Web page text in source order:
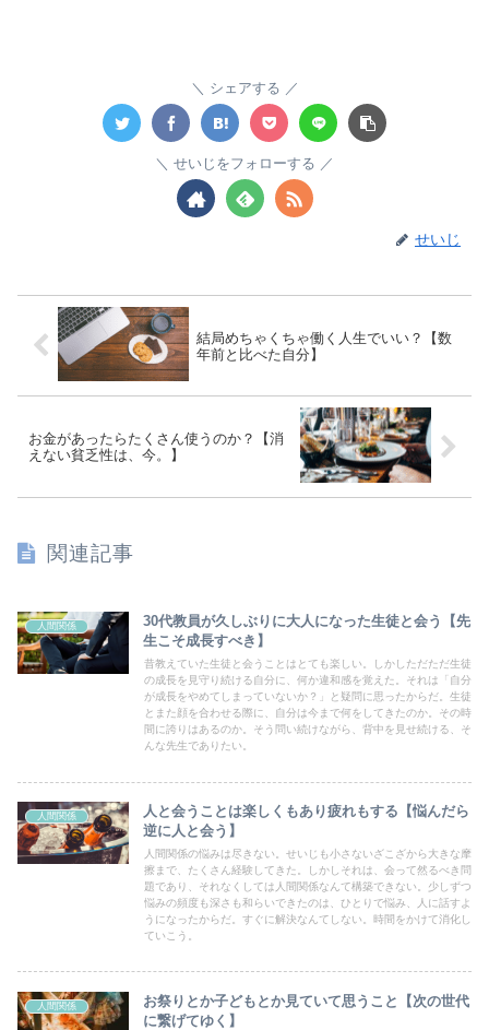
シェアする
せいじをフォローする
せいじ
結局めちゃくちゃ働く人生でいい？【数
年前と比べた自分】
お金があったらたくさん使うのか？【消
えない貧乏性は、今。】
関連記事
人間関係
30代教員が久しぶりに大人になった生徒と会う【先
生こそ成長すべき】
昔教えていた生徒と会うことはとても楽しい。しかしただただ生徒
の成長を見守り続ける自分に、何か違和感を覚えた。それは「自分
が成長をやめてしまっていないか？」と疑問に思ったからだ。生徒
とまた顔を合わせる際に、自分は今まで何をしてきたのか。その時
間に誇りはあるのか。そう問い続けながら、背中を見せ続ける、そ
んな先生でありたい。
人間関係
人と会うことは楽しくもあり疲れもする【悩んだら
逆に人と会う】
人間関係の悩みは尽きない。せいじも小さないざこざから大きな摩
擦まで、たくさん経験してきた。しかしそれは、会って然るべき問
題であり、それなくしては人間関係なんて構築できない。少しずつ
悩みの頻度も深さも和らいできたのは、ひとりで悩み、人に話すよ
うになったからだ。すぐに解決なんてしない。時間をかけて消化し
ていこう。
人間関係
お祭りとか子どもとか見ていて思うこと【次の世代
に繋げてゆく】